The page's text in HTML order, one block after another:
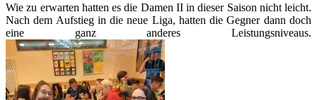
Wie zu erwarten hatten es die Damen II in dieser Saison nicht leicht.
Nach dem Aufstieg in die neue Liga, hatten die Gegner dann doch
eine ganz anderes Leistungsniveaus.